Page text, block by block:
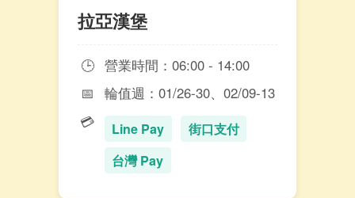
拉亞漢堡
🕒 營業時間：06:00 - 14:00
📅
輪值週：01/26-30、02/09-13
💳
Line Pay
街口支付
台灣 Pay